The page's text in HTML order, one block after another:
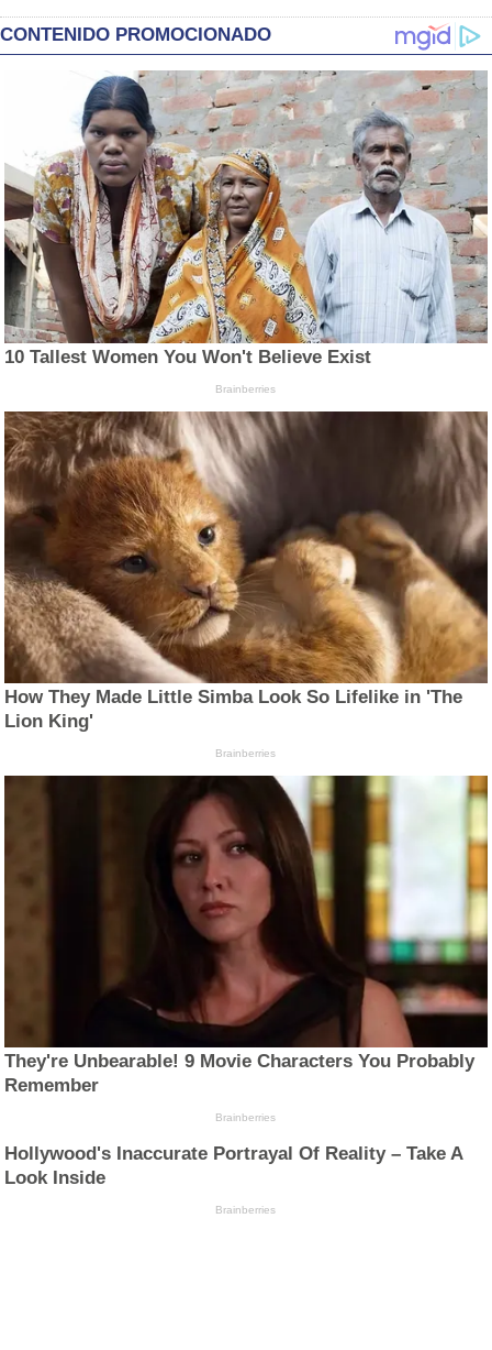
CONTENIDO PROMOCIONADO
10 Tallest Women You Won't Believe Exist
Brainberries
How They Made Little Simba Look So Lifelike in 'The
Lion King'
Brainberries
They're Unbearable! 9 Movie Characters You Probably
Remember
Brainberries
Hollywood's Inaccurate Portrayal Of Reality – Take A
Look Inside
Brainberries